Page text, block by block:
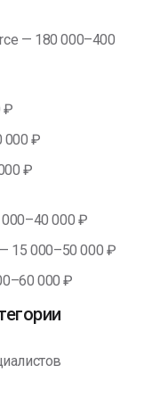
— 180 000–400
₽
000 ₽
₽
000 ₽
15 000–50 000 ₽
000 ₽